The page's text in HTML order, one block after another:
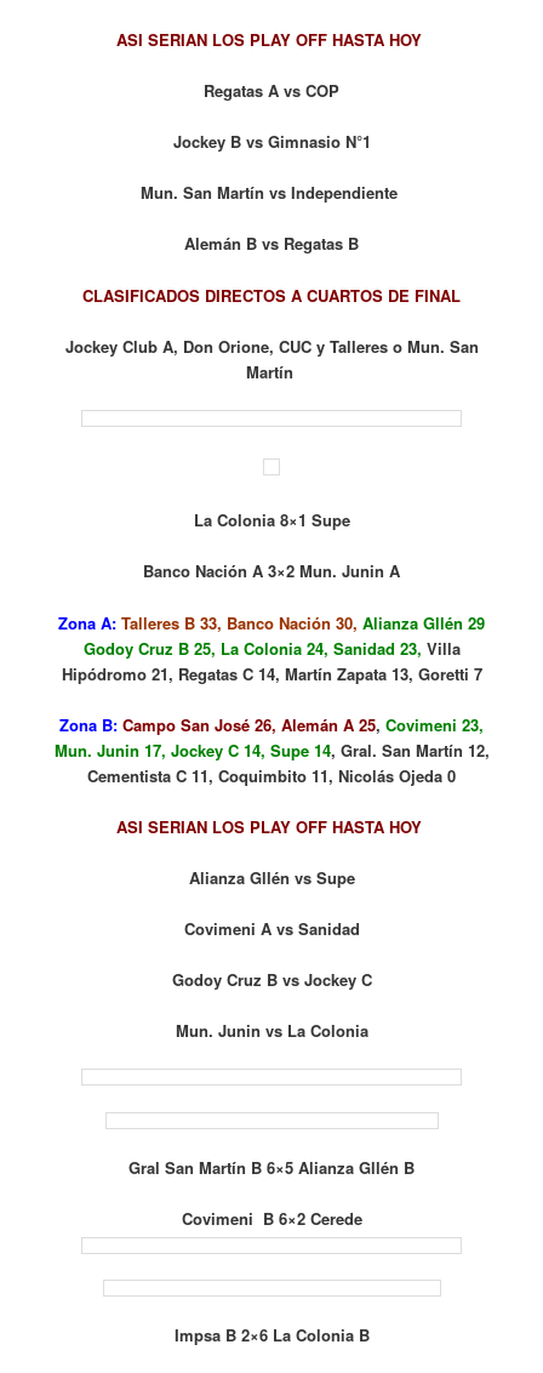
ASI SERIAN LOS PLAY OFF HASTA HOY
Regatas A vs COP
Jockey B vs Gimnasio N°1
Mun. San Martín vs Independiente
Alemán B vs Regatas B
CLASIFICADOS DIRECTOS A CUARTOS DE FINAL
Jockey Club A, Don Orione, CUC y Talleres o Mun. San
Martín
La Colonia 8×1 Supe
Banco Nación A 3×2 Mun. Junin A
Zona A: Talleres B 33, Banco Nación 30, Alianza Gllén 29
Godoy Cruz B 25, La Colonia 24, Sanidad 23, Villa
Hipódromo 21, Regatas C 14, Martín Zapata 13, Goretti 7
Zona B: Campo San José 26, Alemán A 25, Covimeni 23,
Mun. Junin 17, Jockey C 14, Supe 14, Gral. San Martín 12,
Cementista C 11, Coquimbito 11, Nicolás Ojeda 0
ASI SERIAN LOS PLAY OFF HASTA HOY
Alianza Gllén vs Supe
Covimeni A vs Sanidad
Godoy Cruz B vs Jockey C
Mun. Junin vs La Colonia
Gral San Martín B 6×5 Alianza Gllén B
Covimeni B 6×2 Cerede
Impsa B 2×6 La Colonia B